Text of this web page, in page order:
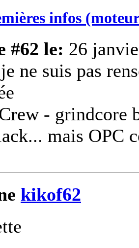
infos
#62 le: 26
je ne suis pas
- grindcore
mais OPC
kikof62